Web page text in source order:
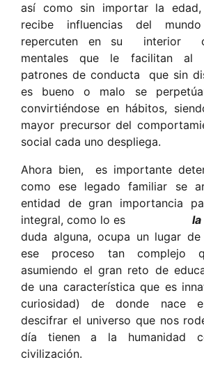
así como sin importar la
recibe influencias del
repercuten en su interior
mentales que le facilitan al
patrones de conducta que sin
es bueno o malo se
convirtiéndose en hábitos,
mayor precursor del
social cada uno despliega.
Ahora bien, es importante
como ese legado familiar se
entidad de gran importancia
integral, como lo es la
duda alguna, ocupa un lugar
ese proceso tan complejo
asumiendo el gran reto de
de una característica que es
curiosidad) de donde nace
descifrar el universo que nos
día tienen a la humanidad
civilización.